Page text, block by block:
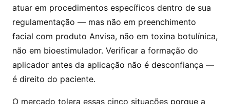
atuar em procedimentos específicos dentro de sua
regulamentação — mas não em preenchimento
facial com produto Anvisa, não em toxina botulínica,
não em bioestimulador. Verificar a formação do
aplicador antes da aplicação não é desconfiança —
é direito do paciente.
O mercado tolera essas cinco situações porque a